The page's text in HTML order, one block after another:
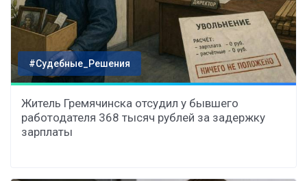
#Судебные_Решения
Житель Гремячинска отсудил у бывшего
работодателя 368 тысяч рублей за задержку
зарплаты